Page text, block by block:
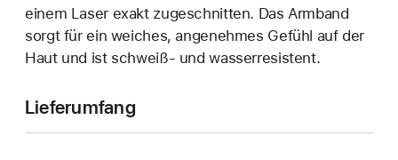
einem Laser exakt zuge­schnitten. Das Armband
sorgt für ein weiches, angenehmes Gefühl auf der
Haut und ist schweiß- und wasser­resistent.
Lieferumfang